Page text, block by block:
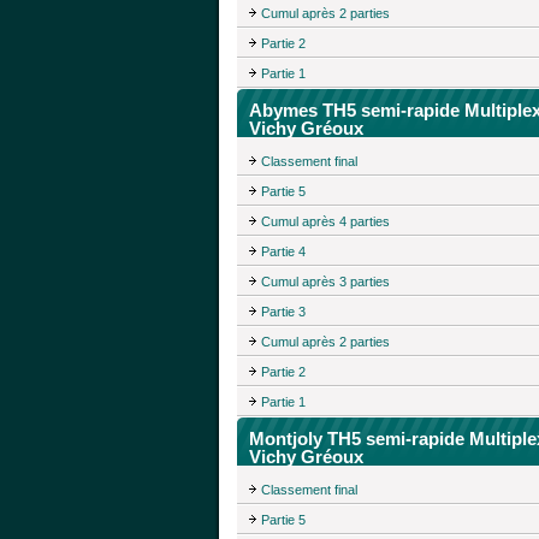
Cumul après 2 parties
Partie 2
Partie 1
Abymes TH5 semi-rapide
Vichy Gréoux
Classement final
Partie 5
Cumul après 4 parties
Partie 4
Cumul après 3 parties
Partie 3
Cumul après 2 parties
Partie 2
Partie 1
Montjoly TH5 semi-rapide
Vichy Gréoux
Classement final
Partie 5